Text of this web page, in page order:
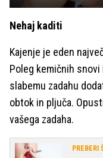
Nehaj kaditi
Kajenje je eden
Poleg kemičnih
slabemu zadahu
obtok in pljuča.
vašega zadaha.
PREBERI